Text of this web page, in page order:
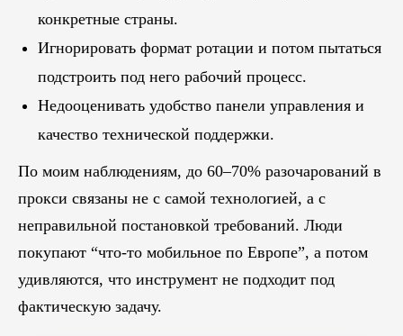
конкретные страны.
Игнорировать формат ротации и потом пытаться
подстроить под него рабочий процесс.
Недооценивать удобство панели управления и
качество технической поддержки.
По моим наблюдениям, до 60–70% разочарований в
прокси связаны не с самой технологией, а с
неправильной постановкой требований. Люди
покупают “что-то мобильное по Европе”, а потом
удивляются, что инструмент не подходит под
фактическую задачу.